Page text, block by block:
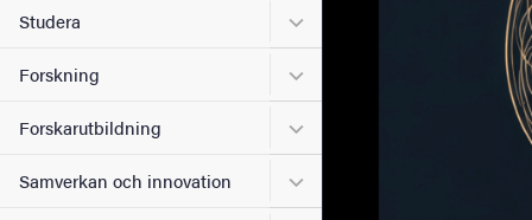
Om webbplatsen
Studera Undermeny för Studera
Forskning Undermeny för Forskning
Forskarutbildning Undermeny för
Samverkan och innovation Undermeny för